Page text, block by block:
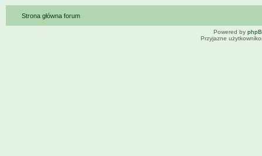
Strona główna forum
Powered by
Przyjazne